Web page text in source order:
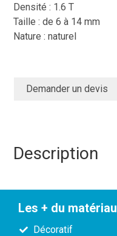
Densité : 1.6 T
Taille : de 6 à 14 mm
Nature : naturel
Demander un devis
Description
Les + du matériau
Décoratif